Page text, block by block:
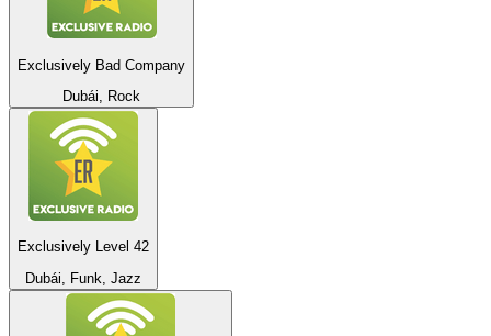
Exclusively Bad Company
Dubái, Rock
Exclusively Level 42
Dubái, Funk, Jazz